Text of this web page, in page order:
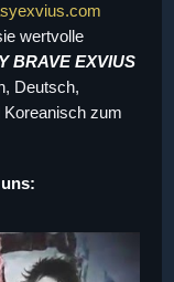
wertvolle
BRAVE EXVIUS
Deutsch,
zum